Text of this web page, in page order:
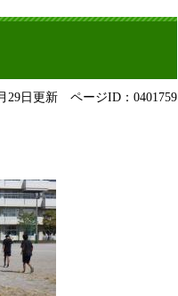
29日更新 ページID：0401759